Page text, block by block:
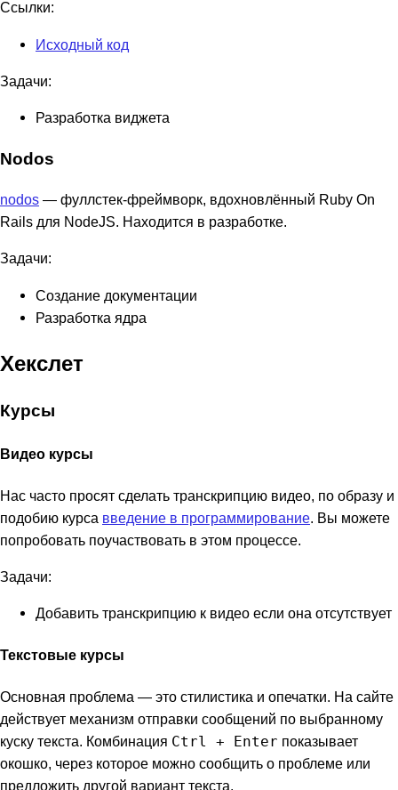
Ссылки:
Исходный код
Задачи:
Разработка виджета
Nodos
nodos — фуллстек-фреймворк, вдохновлённый Ruby On
Rails для NodeJS. Находится в разработке.
Задачи:
Создание документации
Разработка ядра
Хекслет
Курсы
Видео курсы
Нас часто просят сделать транскрипцию видео, по образу и
подобию курса введение в программирование. Вы можете
попробовать поучаствовать в этом процессе.
Задачи:
Добавить транскрипцию к видео если она отсутствует
Текстовые курсы
Основная проблема — это стилистика и опечатки. На сайте
действует механизм отправки сообщений по выбранному
куску текста. Комбинация Сtrl + Enter показывает
окошко, через которое можно сообщить о проблеме или
предложить другой вариант текста.